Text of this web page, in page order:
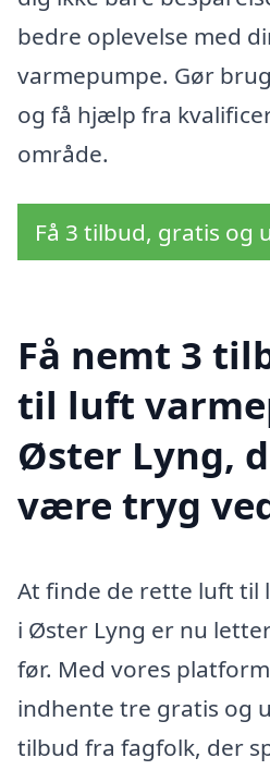
bedre oplevelse med
varmepumpe. Gør
og få hjælp fra
område.
Få 3 tilbud, gratis og
Få nemt 3
til luft
Øster Lyng,
være tryg
At finde de rette luft til
i Øster Lyng er nu
før. Med vores
indhente tre gratis og
tilbud fra fagfolk, der